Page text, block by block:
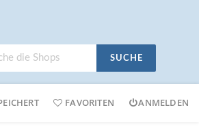
SUCHE
FAVORITEN ANMELDEN